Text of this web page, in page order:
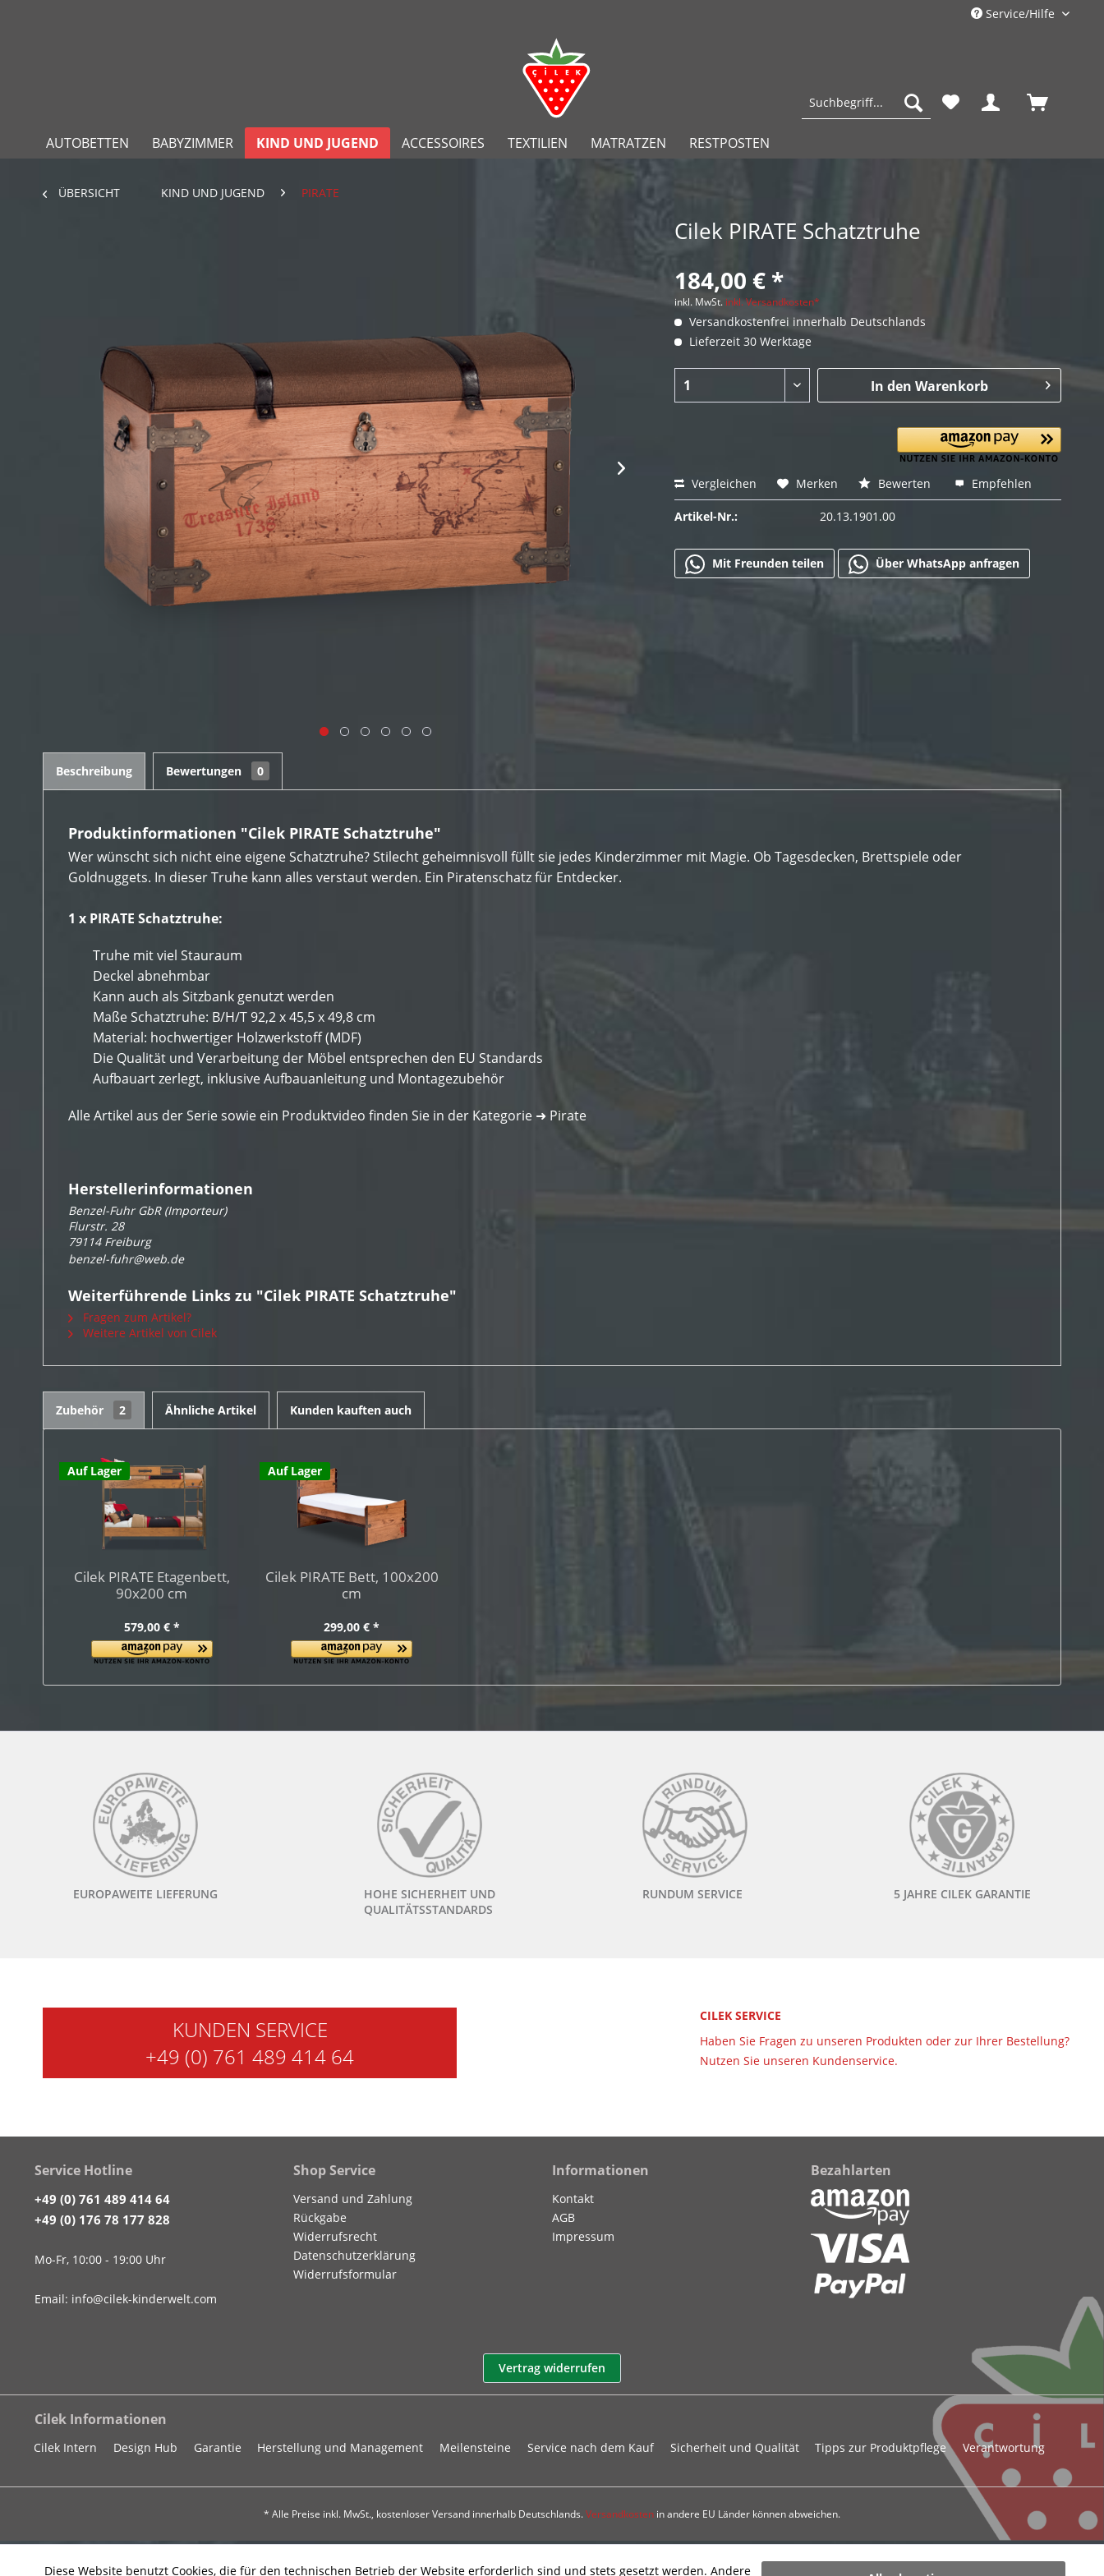
Service/Hilfe
AUTOBETTEN BABYZIMMER KIND UND JUGEND ACCESSOIRES TEXTILIEN MATRATZEN RESTPOSTEN
ÜBERSICHT KIND UND JUGEND PIRATE
Cilek PIRATE Schatztruhe
184,00 € *
inkl. MwSt. inkl. Versandkosten*
Versandkostenfrei innerhalb Deutschlands
Lieferzeit 30 Werktage
In den Warenkorb
Vergleichen Merken Bewerten Empfehlen
Artikel-Nr.: 20.13.1901.00
Mit Freunden teilen Über WhatsApp anfragen
Beschreibung Bewertungen 0
Produktinformationen "Cilek PIRATE Schatztruhe"
Wer wünscht sich nicht eine eigene Schatztruhe? Stilecht geheimnisvoll füllt sie jedes Kinderzimmer mit Magie. Ob Tagesdecken, Brettspiele oder
Goldnuggets. In dieser Truhe kann alles verstaut werden. Ein Piratenschatz für Entdecker.
1 x PIRATE Schatztruhe:
Truhe mit viel Stauraum
Deckel abnehmbar
Kann auch als Sitzbank genutzt werden
Maße Schatztruhe: B/H/T 92,2 x 45,5 x 49,8 cm
Material: hochwertiger Holzwerkstoff (MDF)
Die Qualität und Verarbeitung der Möbel entsprechen den EU Standards
Aufbauart zerlegt, inklusive Aufbauanleitung und Montagezubehör
Alle Artikel aus der Serie sowie ein Produktvideo finden Sie in der Kategorie ➜ Pirate
Herstellerinformationen
Benzel-Fuhr GbR (Importeur)
Flurstr. 28
79114 Freiburg
benzel-fuhr@web.de
Weiterführende Links zu "Cilek PIRATE Schatztruhe"
Fragen zum Artikel?
Weitere Artikel von Cilek
Zubehör 2 Ähnliche Artikel Kunden kauften auch
Auf Lager
Cilek PIRATE Etagenbett,
90x200 cm
579,00 € *
Auf Lager
Cilek PIRATE Bett, 100x200
cm
299,00 € *
EUROPAWEITE LIEFERUNG
HOHE SICHERHEIT UND
QUALITÄTSSTANDARDS
RUNDUM SERVICE 5 JAHRE CILEK GARANTIE
KUNDEN SERVICE
+49 (0) 761 489 414 64
CILEK SERVICE
Haben Sie Fragen zu unseren Produkten oder zur Ihrer Bestellung?
Nutzen Sie unseren Kundenservice.
Service Hotline
+49 (0) 761 489 414 64
+49 (0) 176 78 177 828
Mo-Fr, 10:00 - 19:00 Uhr
Email: info@cilek-kinderwelt.com
Shop Service
Versand und Zahlung
Rückgabe
Widerrufsrecht
Datenschutzerklärung
Widerrufsformular
Informationen
Kontakt
AGB
Impressum
Bezahlarten
Vertrag widerrufen
Cilek Informationen
Cilek Intern Design Hub Garantie Herstellung und Management Meilensteine Service nach dem Kauf Sicherheit und Qualität Tipps zur Produktpflege Verantwortung
* Alle Preise inkl. MwSt., kostenloser Versand innerhalb Deutschlands.Versandkosten in andere EU Länder können abweichen.
Diese Website benutzt Cookies, die für den technischen Betrieb der Website erforderlich sind und stets gesetzt werden. Andere